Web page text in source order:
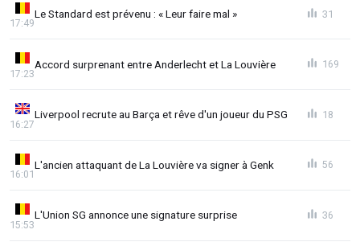
Le Standard est prévenu : « Leur faire mal »
17:49
31
Accord surprenant entre Anderlecht et La Louvière
17:23
169
Liverpool recrute au Barça et rêve d'un joueur du PSG
16:27
18
L'ancien attaquant de La Louvière va signer à Genk
16:01
56
L'Union SG annonce une signature surprise
15:53
36